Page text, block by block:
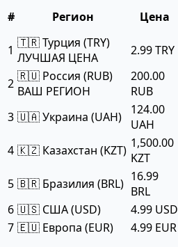
#
Регион Цена
1 🇹🇷 Турция (TRY)
ЛУЧШАЯ ЦЕНА
2.99 TRY
2 🇷🇺 Россия (RUB)
ВАШ РЕГИОН
200.00
RUB
3 🇺🇦 Украина (UAH)
124.00
UAH
4 🇰🇿 Казахстан (KZT) 1,500.00
KZT
5 🇧🇷 Бразилия (BRL) 16.99
BRL
6 🇺🇸 США (USD) 4.99 USD
7 🇪🇺 Европа (EUR) 4.99 EUR